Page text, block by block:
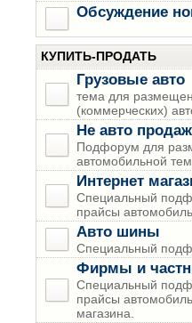
Обсуждение
КУПИТЬ-ПРОДАТЬ
Грузовые авто
тема для
(коммерческих)
Не авто
Подфорум для
автомобильной
Интернет
Специальный
прайсы
Авто шины
Специальный
Фирмы и
Специальный
прайсы
магазина.